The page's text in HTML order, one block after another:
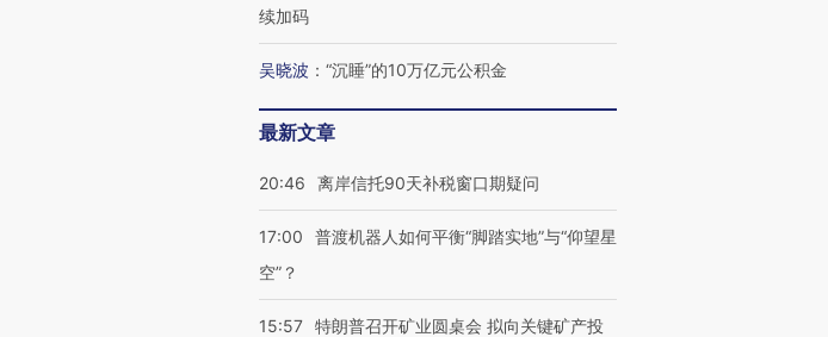
续加码
吴晓波 ： “沉睡”的10万亿元公积金
最新文章
20:46 离岸信托90天补税窗口期疑问
17:00
普渡机器人如何平衡“脚踏实地”与“仰望星
空”？
15:57 特朗普召开矿业圆桌会 拟向关键矿产投